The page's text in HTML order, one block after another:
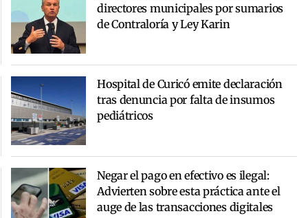
directores municipales por sumarios
de Contraloría y Ley Karin
Hospital de Curicó emite declaración
tras denuncia por falta de insumos
pediátricos
Negar el pago en efectivo es ilegal:
Advierten sobre esta práctica ante el
auge de las transacciones digitales